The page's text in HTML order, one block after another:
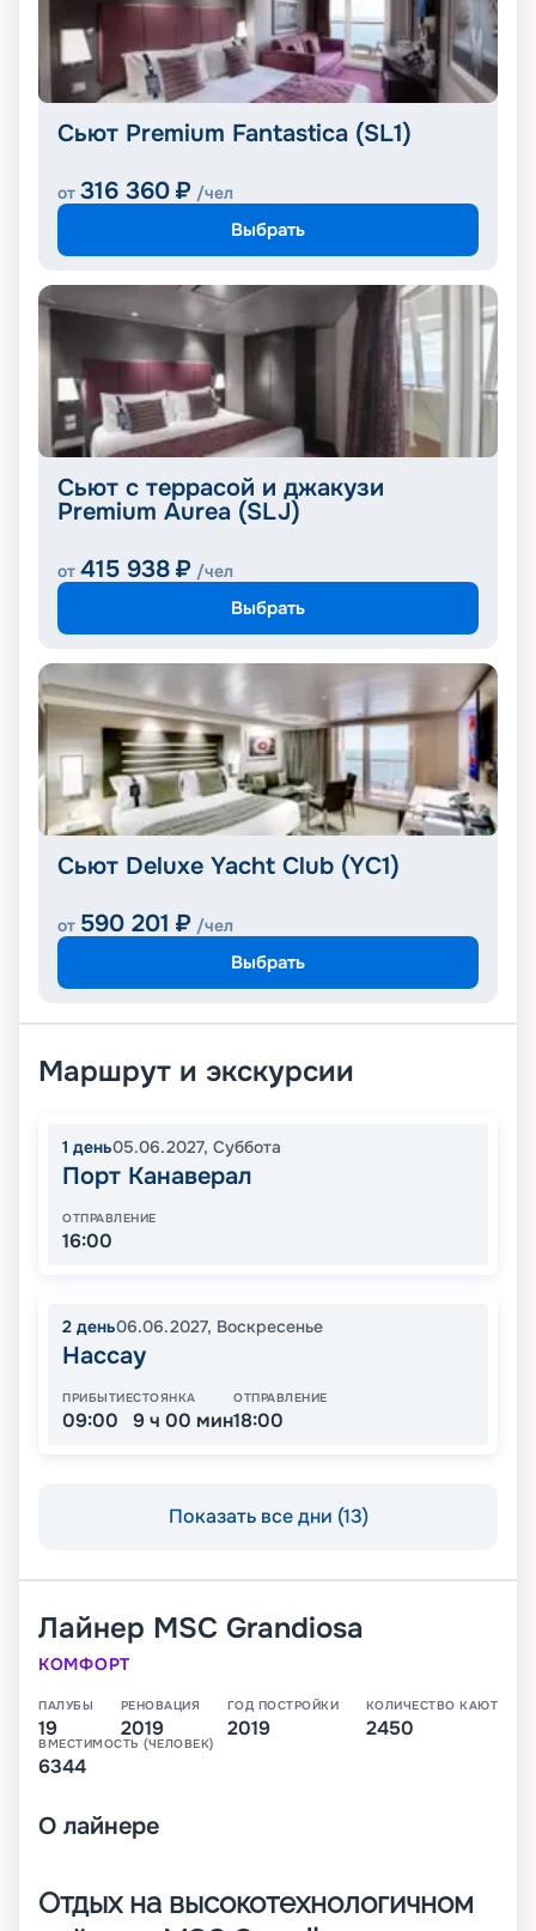
Сьют Premium Fantastica (SL1)
от 316 360 ₽ /чел
Выбрать
Сьют с террасой и джакузи
Premium Aurea (SLJ)
от 415 938 ₽ /чел
Выбрать
Сьют Deluxe Yacht Club (YC1)
от 590 201 ₽ /чел
Выбрать
Маршрут и экскурсии
1 день05.06.2027, Суббота
Порт Канаверал
ОТПРАВЛЕНИЕ
16:00
2 день06.06.2027, Воскресенье
Нассау
ПРИБЫТИЕ
09:00
СТОЯНКА
9 ч 00 мин
ОТПРАВЛЕНИЕ
18:00
Показать все дни (13)
Лайнер MSC Grandiosa
КОМФОРТ
ПАЛУБЫ
19
РЕНОВАЦИЯ
2019
ГОД ПОСТРОЙКИ
2019
КОЛИЧЕСТВО КАЮТ
2450
ВМЕСТИМОСТЬ (ЧЕЛОВЕК)
6344
О лайнере
Отдых на высокотехнологичном